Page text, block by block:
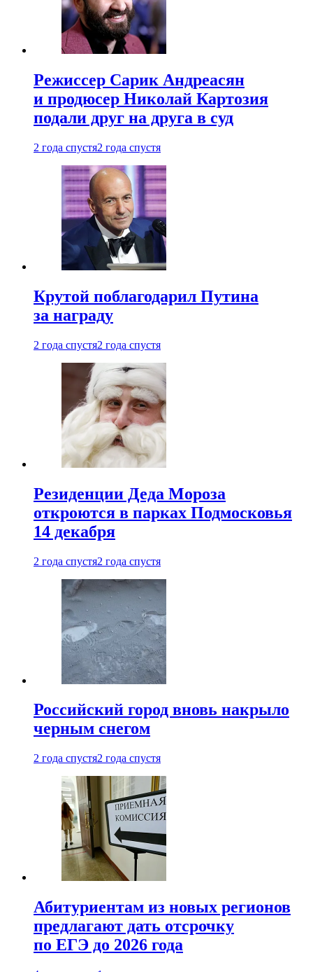
Режиссер Сарик Андреасян
и продюсер Николай Картозия
подали друг на друга в суд
2 года спустя2 года спустя
Крутой поблагодарил Путина
за награду
2 года спустя2 года спустя
Резиденции Деда Мороза
откроются в парках Подмосковья
14 декабря
2 года спустя2 года спустя
Российский город вновь накрыло
черным снегом
2 года спустя2 года спустя
Абитуриентам из новых регионов
предлагают дать отсрочку
по ЕГЭ до 2026 года